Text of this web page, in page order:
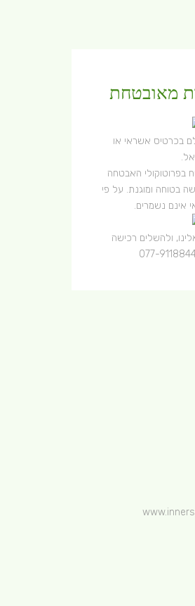
מאובטחת
בכרטיס אשראי או
בפרוטוקולי האבטחה
בטוחה ומוגנת. על פי
אינם נשמרים.
ולהשלים רכישה
077-